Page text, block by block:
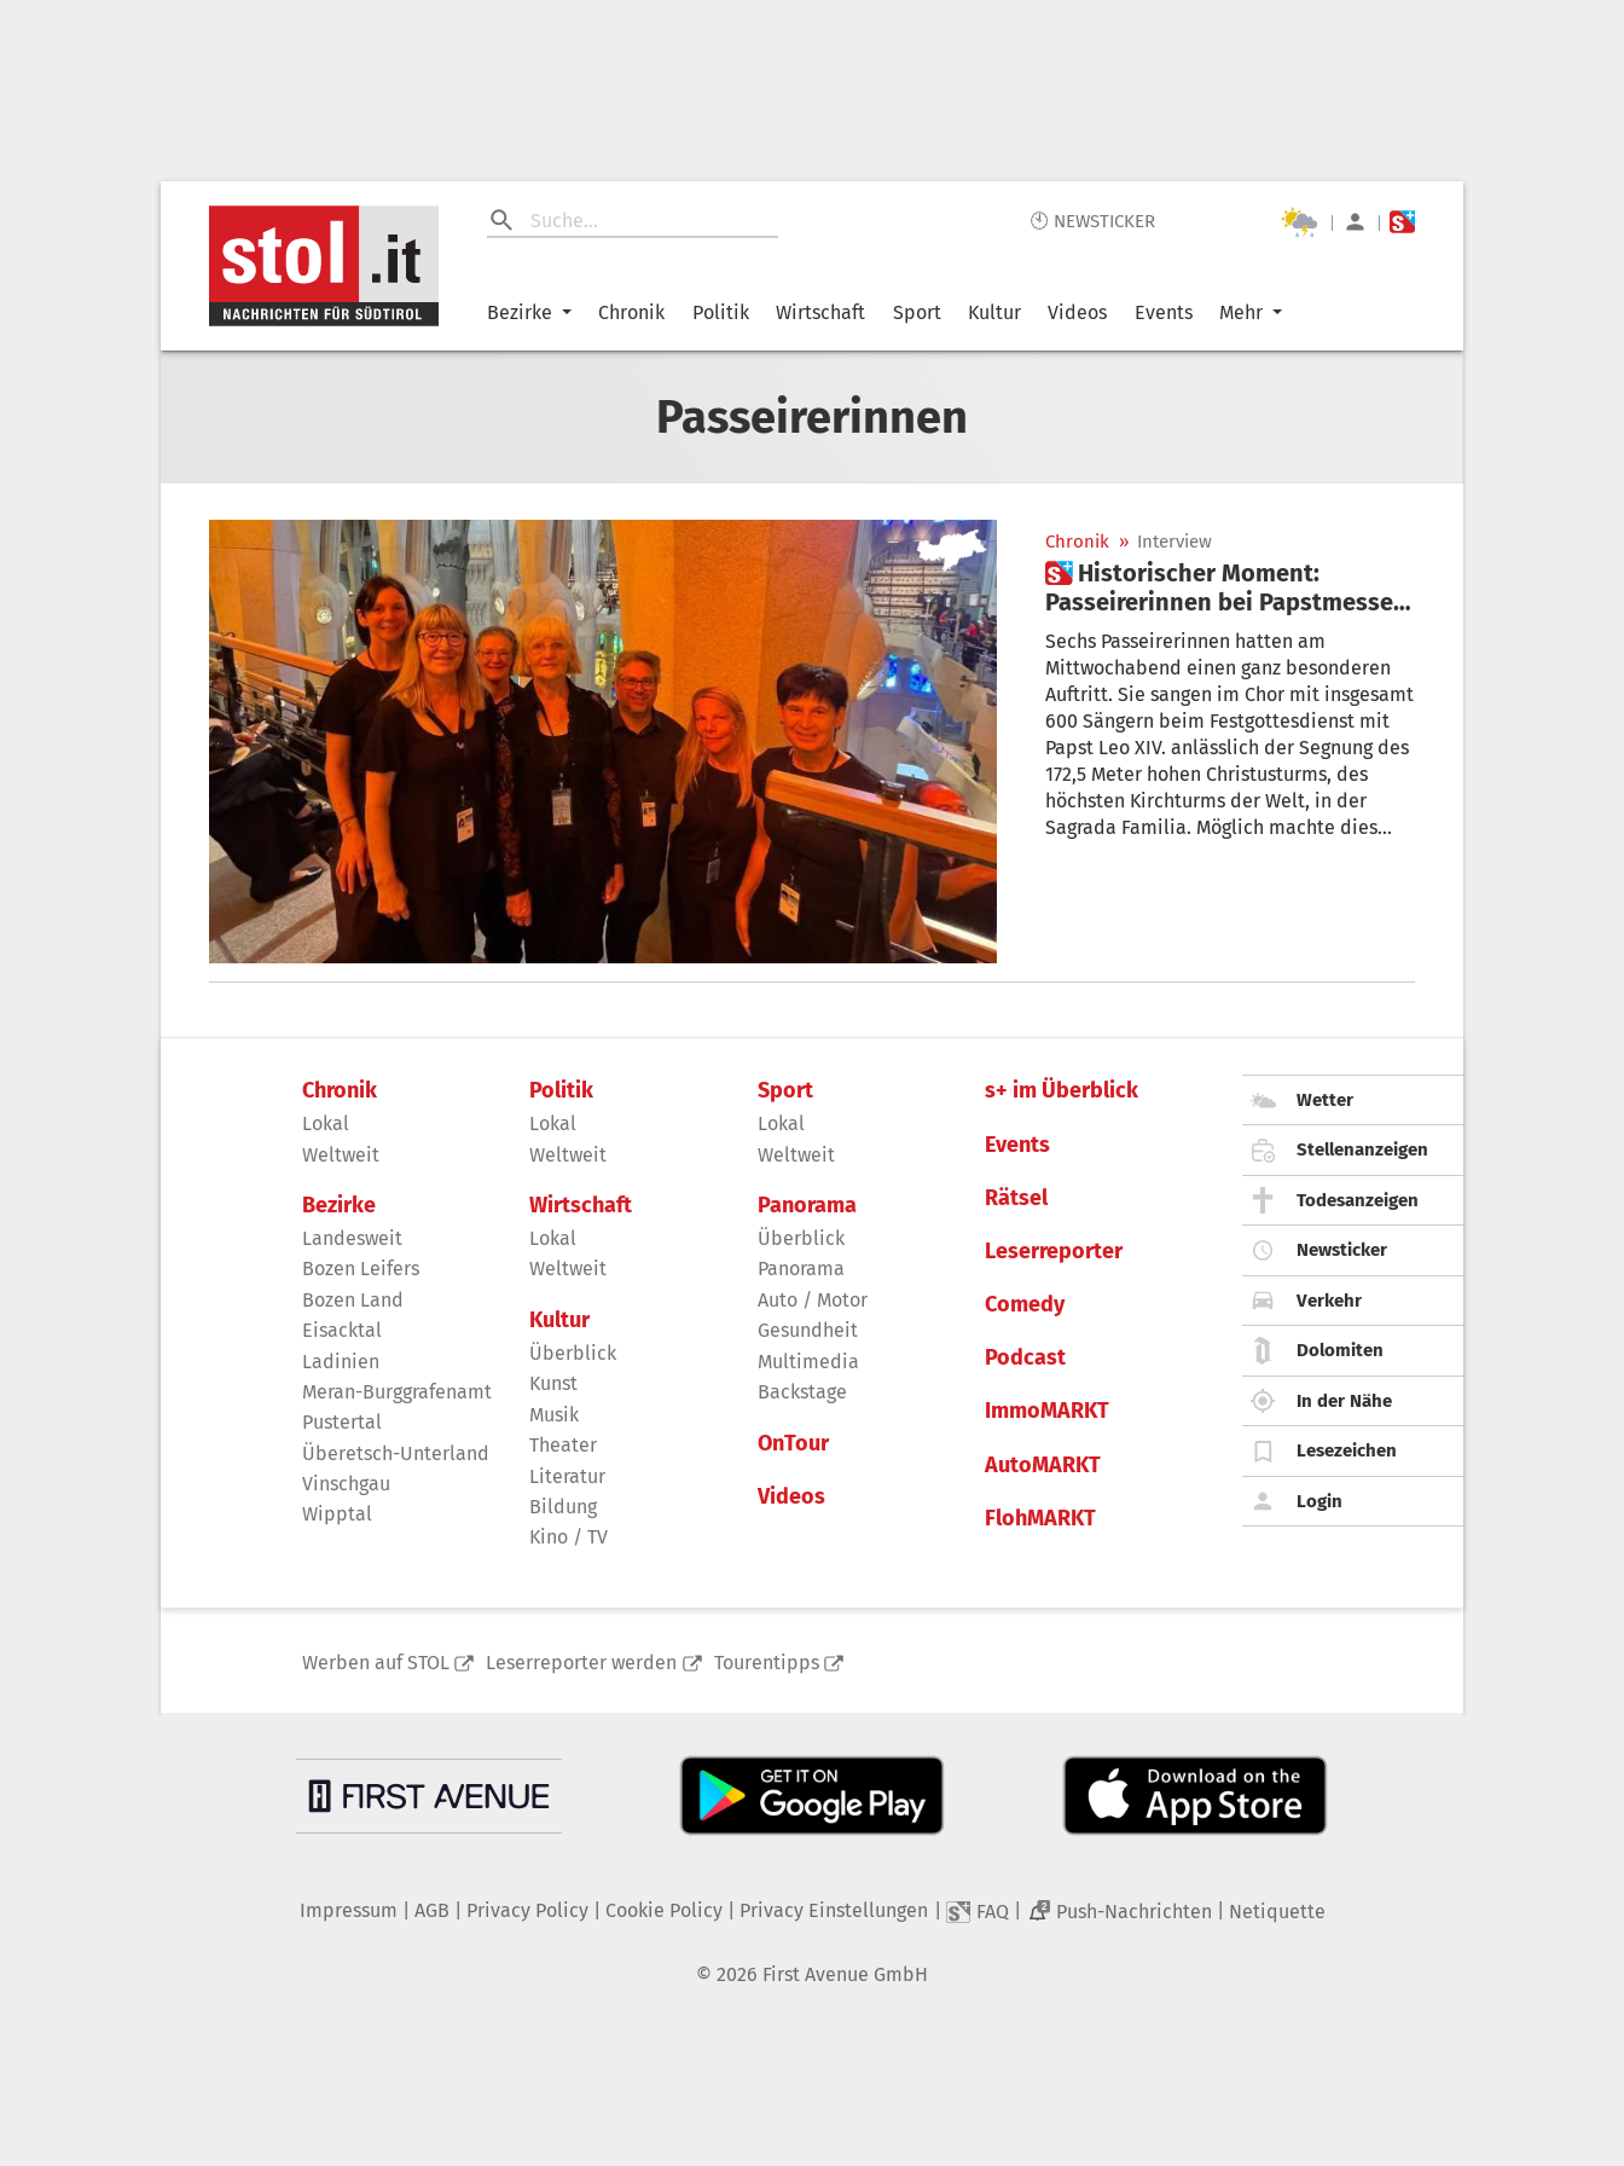
🕙 NEWSTICKER | |
Bezirke Chronik Politik Wirtschaft Sport Kultur Videos Events Mehr
Passeirerinnen
Chronik » Interview
 Historischer Moment:
Passeirerinnen bei Papstmesse
in Sagrada Familia
Sechs Passeirerinnen hatten am
Mittwochabend einen ganz besonderen
Auftritt. Sie sangen im Chor mit insgesamt
600 Sängern beim Festgottesdienst mit
Papst Leo XIV. anlässlich der Segnung des
172,5 Meter hohen Christusturms, des
höchsten Kirchturms der Welt, in der
Sagrada Familia. Möglich machte dies
Chronik
Lokal
Weltweit
Bezirke
Landesweit
Bozen Leifers
Bozen Land
Eisacktal
Ladinien
Meran-Burggrafenamt
Pustertal
Überetsch-Unterland
Vinschgau
Wipptal
Politik
Lokal
Weltweit
Wirtschaft
Lokal
Weltweit
Kultur
Überblick
Kunst
Musik
Theater
Literatur
Bildung
Kino / TV
Sport
Lokal
Weltweit
Panorama
Überblick
Panorama
Auto / Motor
Gesundheit
Multimedia
Backstage
OnTour
Videos
s+ im Überblick
Events
Rätsel
Leserreporter
Comedy
Podcast
ImmoMARKT
AutoMARKT
FlohMARKT
Wetter
Stellenanzeigen
Todesanzeigen
Newsticker
Verkehr
Dolomiten
In der Nähe
Lesezeichen
Login
Werben auf STOL Leserreporter werden Tourentipps
Impressum AGB Privacy Policy| Cookie Policy| Privacy Einstellungen FAQ 2 Push-Nachrichten Netiquette
© 2026 First Avenue GmbH